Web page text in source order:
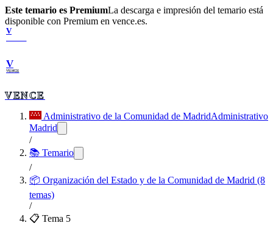
Este temario es PremiumLa descarga e impresión del temario está
disponible con Premium en vence.es.
V
V
VENCE
VENCE
Administrativo de la Comunidad de MadridAdministrativo
Madrid
/
📚 Temario
/
📦 Organización del Estado y de la Comunidad de Madrid (8
temas)
/
📋 Tema 5